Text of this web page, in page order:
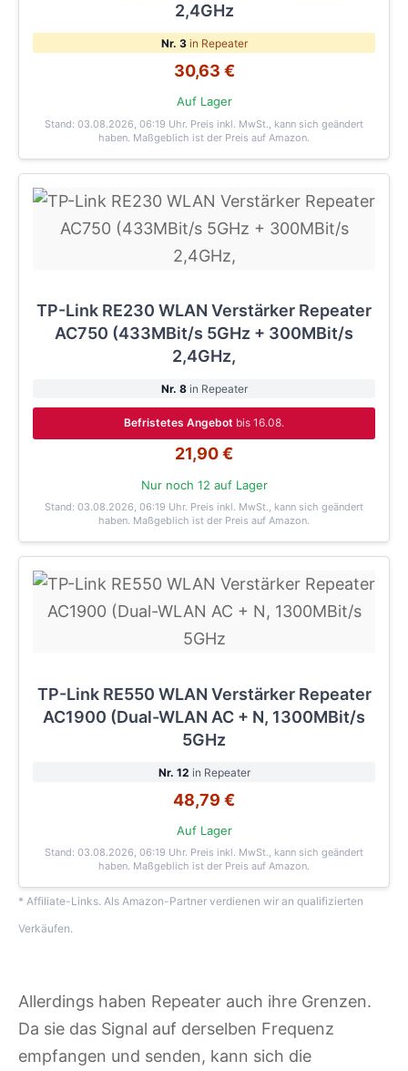
2,4GHz
Nr. 3in Repeater
30,63 €
Auf Lager
Stand: 03.08.2026, 06:19 Uhr. Preis inkl. MwSt., kann sich geändert
haben. Maßgeblich ist der Preis auf Amazon.
TP-Link RE230 WLAN Verstärker Repeater
AC750 (433MBit/s 5GHz + 300MBit/s
2,4GHz,
Nr. 8in Repeater
Befristetes Angebot bis 16.08.
21,90 €
Nur noch 12 auf Lager
Stand: 03.08.2026, 06:19 Uhr. Preis inkl. MwSt., kann sich geändert
haben. Maßgeblich ist der Preis auf Amazon.
TP-Link RE550 WLAN Verstärker Repeater
AC1900 (Dual-WLAN AC + N, 1300MBit/s
5GHz
Nr. 12 in Repeater
48,79 €
Auf Lager
Stand: 03.08.2026, 06:19 Uhr. Preis inkl. MwSt., kann sich geändert
haben. Maßgeblich ist der Preis auf Amazon.
* Affiliate-Links. Als Amazon-Partner verdienen wir an qualifizierten
Verkäufen.
Allerdings haben Repeater auch ihre Grenzen.
Da sie das Signal auf derselben Frequenz
empfangen und senden, kann sich die